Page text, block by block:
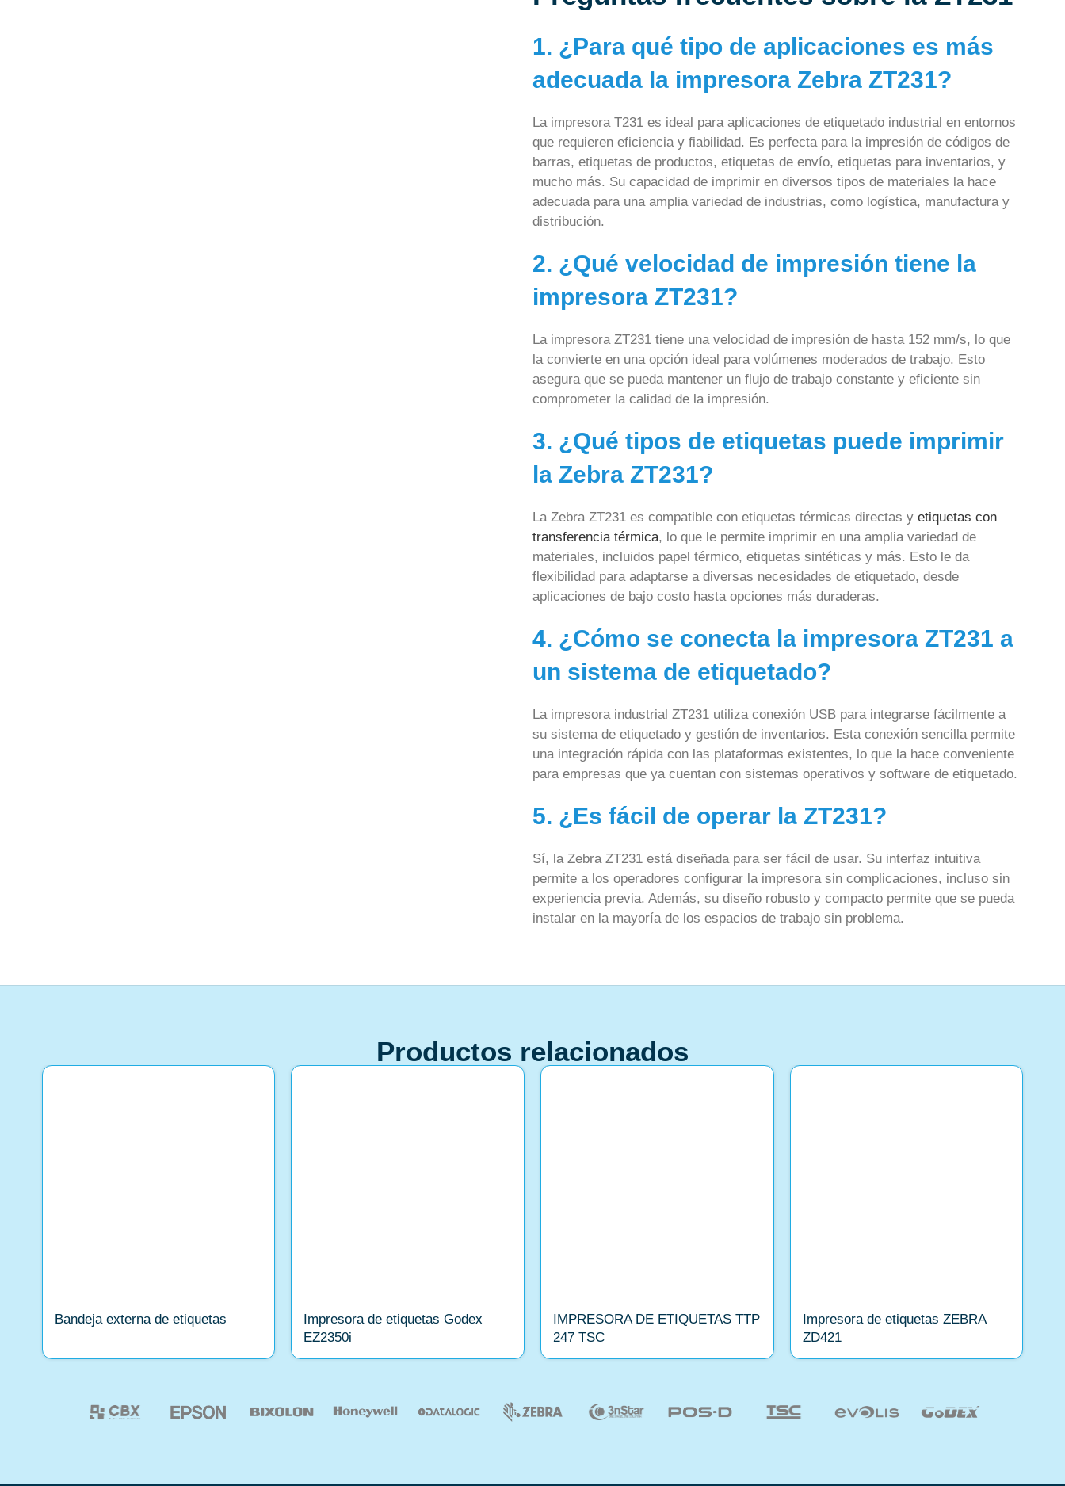
1. ¿Para qué tipo de aplicaciones es más
adecuada la impresora Zebra ZT231?
La impresora T231 es ideal para aplicaciones de etiquetado industrial en entornos
que requieren eficiencia y fiabilidad. Es perfecta para la impresión de códigos de
barras, etiquetas de productos, etiquetas de envío, etiquetas para inventarios, y
mucho más. Su capacidad de imprimir en diversos tipos de materiales la hace
adecuada para una amplia variedad de industrias, como logística, manufactura y
distribución.
2. ¿Qué velocidad de impresión tiene la
impresora ZT231?
La impresora ZT231 tiene una velocidad de impresión de hasta 152 mm/s, lo que
la convierte en una opción ideal para volúmenes moderados de trabajo. Esto
asegura que se pueda mantener un flujo de trabajo constante y eficiente sin
comprometer la calidad de la impresión.
3. ¿Qué tipos de etiquetas puede imprimir
la Zebra ZT231?
La Zebra ZT231 es compatible con etiquetas térmicas directas y etiquetas con
transferencia térmica, lo que le permite imprimir en una amplia variedad de
materiales, incluidos papel térmico, etiquetas sintéticas y más. Esto le da
flexibilidad para adaptarse a diversas necesidades de etiquetado, desde
aplicaciones de bajo costo hasta opciones más duraderas.
4. ¿Cómo se conecta la impresora ZT231 a
un sistema de etiquetado?
La impresora industrial ZT231 utiliza conexión USB para integrarse fácilmente a
su sistema de etiquetado y gestión de inventarios. Esta conexión sencilla permite
una integración rápida con las plataformas existentes, lo que la hace conveniente
para empresas que ya cuentan con sistemas operativos y software de etiquetado.
5. ¿Es fácil de operar la ZT231?
Sí, la Zebra ZT231 está diseñada para ser fácil de usar. Su interfaz intuitiva
permite a los operadores configurar la impresora sin complicaciones, incluso sin
experiencia previa. Además, su diseño robusto y compacto permite que se pueda
instalar en la mayoría de los espacios de trabajo sin problema.
Productos relacionados
Bandeja externa de etiquetas
Impresora de etiquetas Godex
EZ2350i
IMPRESORA DE ETIQUETAS TTP
247 TSC
Impresora de etiquetas ZEBRA
ZD421